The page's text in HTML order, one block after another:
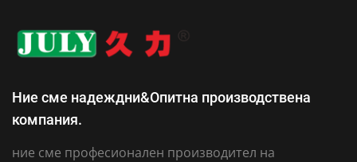
Ние сме надеждни&Опитна производствена
компания.
ние сме професионален производител на